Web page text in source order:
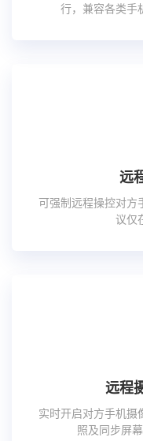
行，兼容各类手
远
可强制远程操控对方
议仅
远程
实时开启对方手机摄
照及同步屏